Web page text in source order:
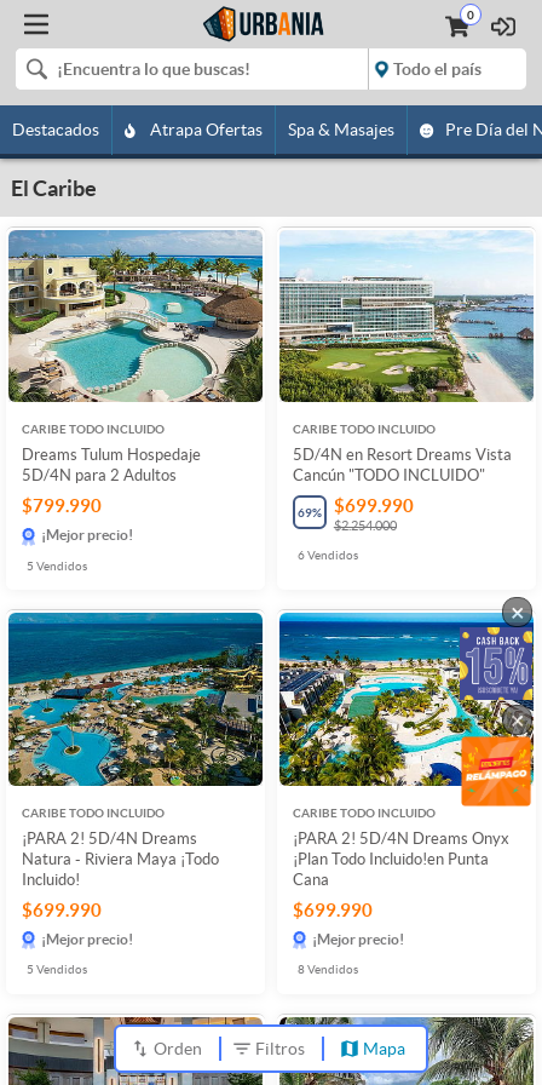
0
Destacados Atrapa Ofertas Spa & Masajes Pre Día del
El Caribe
CARIBE TODO INCLUIDO
Dreams Tulum Hospedaje
5D/4N para 2 Adultos
$799.990
¡Mejor precio!
5 Vendidos
CARIBE TODO INCLUIDO
5D/4N en Resort Dreams Vista
Cancún "TODO INCLUIDO"
69% $699.990
$2.254.000
6Vendidos
CARIBE TODO INCLUIDO
¡PARA 2! 5D/4N Dreams
Natura - Riviera Maya ¡Todo
Incluido!
$699.990
¡Mejor precio!
5 Vendidos
CARIBE TODO INCLUIDO
¡PARA 2! 5D/4N Dreams Onyx
¡Plan Todo Incluido!en Punta
Cana
$699.990
¡Mejor precio!
8Vendidos
Orden Filtros Mapa
×
×